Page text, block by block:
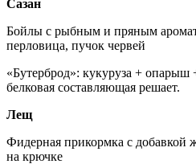
Сазан
Бойлы с рыбным и пряным
перловица, пучок червей
«Бутерброд»: кукуруза +
белковая составляющая решает.
Лещ
Фидерная прикормка с
на крючке